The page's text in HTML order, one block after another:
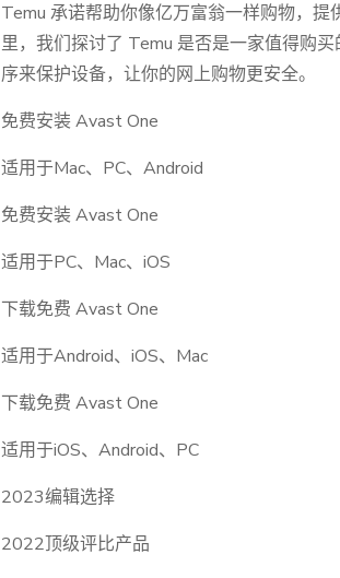
Temu 承诺帮助你像亿万富翁一样购物，
里，我们探讨了 Temu 是否是一家值得购
序来保护设备，让你的网上购物更安全。
免费安装 Avast One
适用于Mac、PC、Android
免费安装 Avast One
适用于PC、Mac、iOS
下载免费 Avast One
适用于Android、iOS、Mac
下载免费 Avast One
适用于iOS、Android、PC
2023编辑选择
2022顶级评比产品